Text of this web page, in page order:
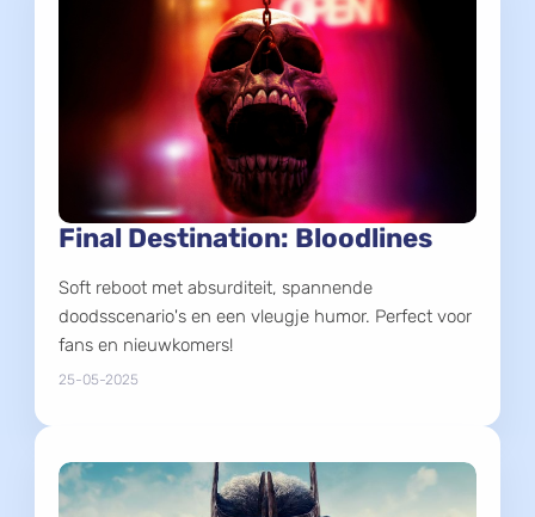
Final Destination: Bloodlines
Soft reboot met absurditeit, spannende
doodsscenario's en een vleugje humor. Perfect voor
fans en nieuwkomers!
25-05-2025